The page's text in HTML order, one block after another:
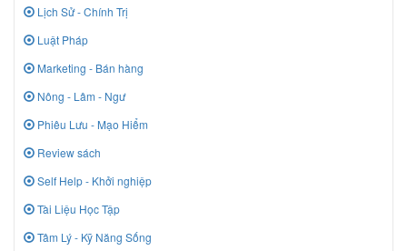
Lịch Sử - Chính Trị
Luật Pháp
Marketing - Bán hàng
Nông - Lâm - Ngư
Phiêu Lưu - Mạo Hiểm
Review sách
Self Help - Khởi nghiệp
Tài Liệu Học Tập
Tâm Lý - Kỹ Năng Sống